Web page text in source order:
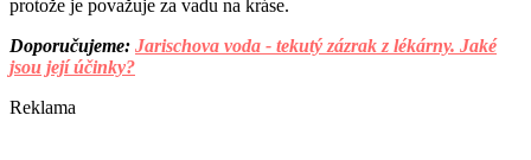
protože je považuje za vadu na kráse.
Doporučujeme: Jarischova voda - tekutý zázrak z lékárny. Jaké
jsou její účinky?
Reklama